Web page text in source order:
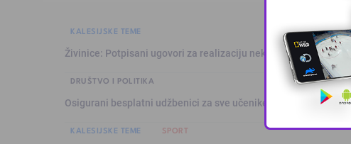
KALESIJSKE TEME
Živinice: Potpisani ugovori za realizaciju nekoliko
DRUŠTVO I POLITIKA
Osigurani besplatni udžbenici za sve učenike osnovnih škola u
KALESIJSKE TEME SPORT